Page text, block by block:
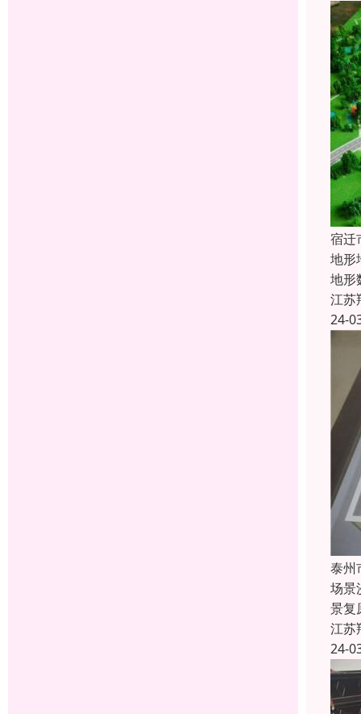
宿迁
地形
地形
江苏
24-
泰州
场景
景复
江苏
24-